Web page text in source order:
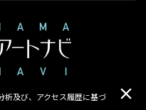
析及び、アクセス履歴に基づ